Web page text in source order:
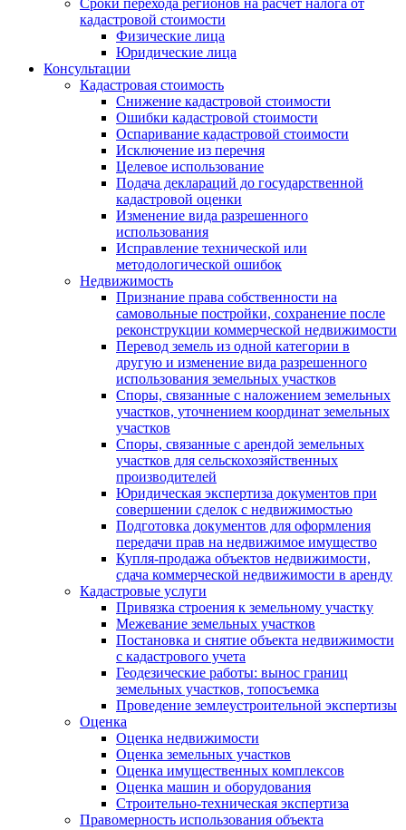
Сроки перехода регионов на расчет налога от
кадастровой стоимости
Физические лица
Юридические лица
Консультации
Кадастровая стоимость
Снижение кадастровой стоимости
Ошибки кадастровой стоимости
Оспаривание кадастровой стоимости
Исключение из перечня
Целевое использование
Подача деклараций до государственной
кадастровой оценки
Изменение вида разрешенного
использования
Исправление технической или
методологической ошибок
Недвижимость
Признание права собственности на
самовольные постройки, сохранение после
реконструкции коммерческой недвижимости
Перевод земель из одной категории в
другую и изменение вида разрешенного
использования земельных участков
Споры, связанные с наложением земельных
участков, уточнением координат земельных
участков
Споры, связанные с арендой земельных
участков для сельскохозяйственных
производителей
Юридическая экспертиза документов при
совершении сделок с недвижимостью
Подготовка документов для оформления
передачи прав на недвижимое имущество
Купля-продажа объектов недвижимости,
сдача коммерческой недвижимости в аренду
Кадастровые услуги
Привязка строения к земельному участку
Межевание земельных участков
Постановка и снятие объекта недвижимости
с кадастрового учета
Геодезические работы: вынос границ
земельных участков, топосъемка
Проведение землеустроительной экспертизы
Оценка
Оценка недвижимости
Оценка земельных участков
Оценка имущественных комплексов
Оценка машин и оборудования
Строительно-техническая экспертиза
Правомерность использования объекта